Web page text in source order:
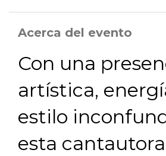
Acerca del evento
Con una
artística,
estilo
esta cantautora